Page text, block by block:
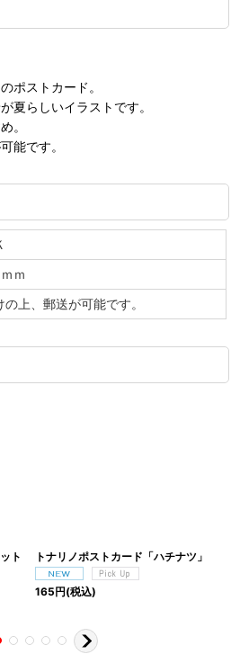
ポストカード。
夏らしいイラストです。
。
能です。
ｍ
上、郵送が可能です。
ト トナリノポストカード「ハチナツ」
165円(税込)